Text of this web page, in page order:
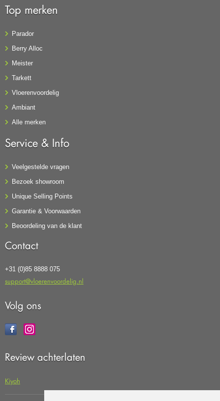
Top merken
Parador
Berry Alloc
Meister
Tarkett
Vloerenvoordelig
Ambiant
Alle merken
Service & Info
Veelgestelde vragen
Bezoek showroom
Unique Selling Points
Garantie & Voorwaarden
Beoordeling van de klant
Contact
+31 (0)85 8888 075
support@vloerenvoordelig.nl
Volg ons
Review achterlaten
Kiyoh